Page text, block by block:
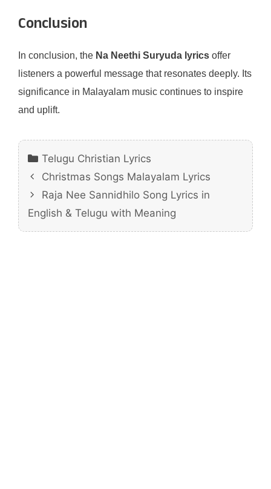
Conclusion
In conclusion, the Na Neethi Suryuda lyrics offer
listeners a powerful message that resonates deeply. Its
significance in Malayalam music continues to inspire
and uplift.
Categories
Telugu Christian Lyrics
Christmas Songs Malayalam Lyrics
Raja Nee Sannidhilo Song Lyrics in
English & Telugu with Meaning